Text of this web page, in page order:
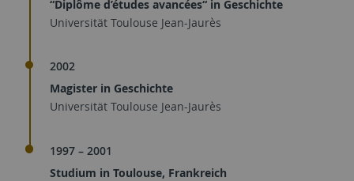
“Diplôme d’études avancées“ in Geschichte
Universität Toulouse Jean-Jaurès
2002
Magister in Geschichte
Universität Toulouse Jean-Jaurès
1997 – 2001
Studium in Toulouse, Frankreich